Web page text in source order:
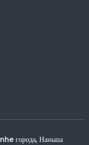
города, Наньша